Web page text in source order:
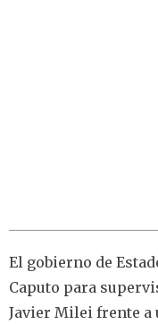
El gobierno de
Caputo para
Javier Milei frente a